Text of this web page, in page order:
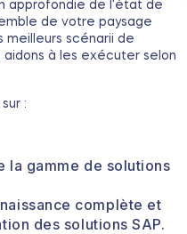
approfondie de l'état de
de votre paysage
meilleurs scénarii de
à les exécuter selon
:
la gamme de solutions
complète et
des solutions SAP.